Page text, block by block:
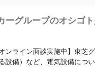
ーグループのオシゴ
ンライン面談実施中】東芝
設備）など、電気設備につ